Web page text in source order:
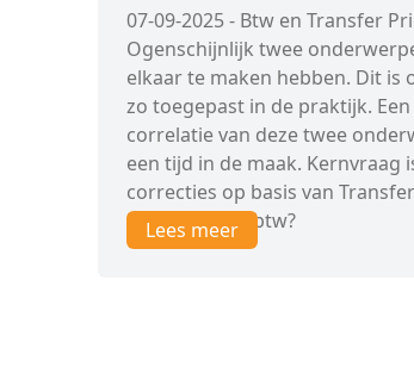
07-09-2025 - Btw en Transfer
Ogenschijnlijk twee
elkaar te maken hebben. Dit is
zo toegepast in de praktijk.
correlatie van deze twee
een tijd in de maak. Kernvraag
correcties op basis van
invloed op de btw?
Lees meer